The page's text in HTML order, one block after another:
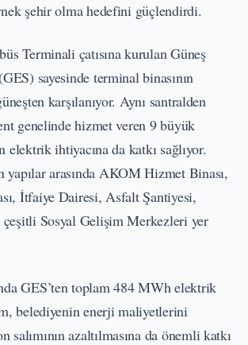
şehir olma hedefini güçlendirdi.
Terminali çatısına kurulan Güneş
sayesinde terminal binasının
karşılanıyor. Aynı santralden
genelinde hizmet veren 9 büyük
elektrik ihtiyacına da katkı sağlıyor.
yapılar arasında AKOM Hizmet Binası,
İtfaiye Dairesi, Asfalt Şantiyesi,
Sosyal Gelişim Merkezleri yer
GES’ten toplam 484 MWh elektrik
belediyenin enerji maliyetlerini
salımının azaltılmasına da önemli katkı